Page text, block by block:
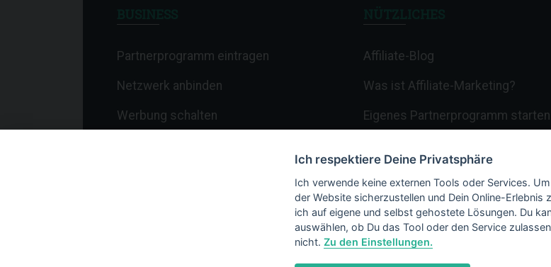
Partnerprogramm eintragen
Netzwerk anbinden
Werbung schalten
Affiliate-Blog
Was ist Affiliate-Marketing?
Eigenes Partnerprogramm starten
Termine & Veranstaltungen
Webhosting-Anbieter
Ich respektiere Deine Privatsphäre
Ich verwende keine externen Tools oder Services.
der Website sicherzustellen und Dein Online-Erlebnis
ich auf eigene und selbst gehostete Lösungen. Du
auswählen, ob Du das Tool oder den Service
nicht. Zu den Einstellungen.